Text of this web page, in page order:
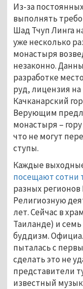
Из-за
выполнять
Шад Тчуп Линга
уже несколько
монастыря
незаконно.
разработке
руд, лицензия
Качканарский
Верующим
монастыря –
что не могут
ступы.
Каждые
посещают сотни
разных регионов
Религиозную
лет. Сейчас в
Таиланде) и
буддизм.
пыталась с
сделать это не
представители
известный